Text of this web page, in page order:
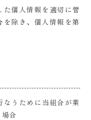
た個人情報を適切に管
除き、個人情報を第
うために当組合が業
合